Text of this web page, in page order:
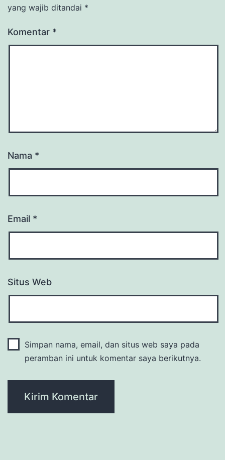
yang wajib ditandai *
Komentar *
Nama *
Email *
Situs Web
Simpan nama, email, dan situs web saya pada
peramban ini untuk komentar saya berikutnya.